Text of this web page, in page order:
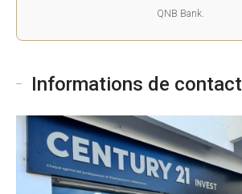
QNB Bank.
Informations de contact